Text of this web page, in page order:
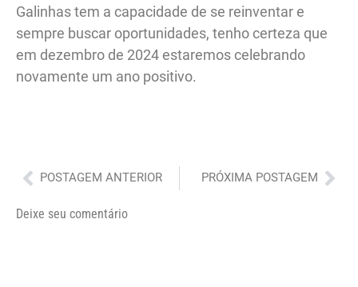
Galinhas tem a capacidade de se reinventar e
sempre buscar oportunidades, tenho certeza que
em dezembro de 2024 estaremos celebrando
novamente um ano positivo.
Anterior
POSTAGEM ANTERIOR PRÓXIMA POSTAGEM
Deixe seu comentário